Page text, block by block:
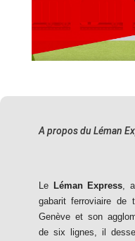
A propos du Léman
Le Léman Express ,
gabarit ferroviaire de
Genève et son
de six lignes, il